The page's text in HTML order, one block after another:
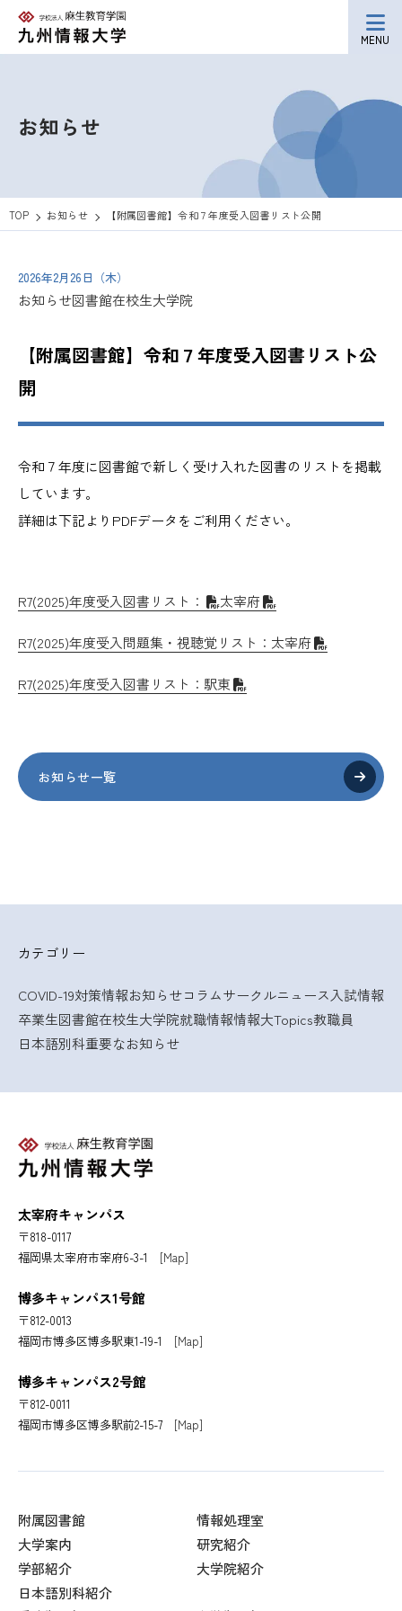
MENU
お知らせ
TOP お知らせ 【附属図書館】令和７年度受入図書リスト公開
2026年2月26日（木）
お知らせ図書館在校生大学院
【附属図書館】令和７年度受入図書リスト公
開
令和７年度に図書館で新しく受け入れた図書のリストを掲載
しています。
詳細は下記よりPDFデータをご利用ください。
R7(2025)年度受入図書リスト： 太宰府
R7(2025)年度受入問題集・視聴覚リスト：太宰府
R7(2025)年度受入図書リスト：駅東
お知らせ一覧
カテゴリー
COVID-19対策情報お知らせコラムサークルニュース入試情報
卒業生図書館在校生大学院就職情報情報大Topics教職員
日本語別科重要なお知らせ
太宰府キャンパス
〒818-0117
福岡県太宰府市宰府6-3-1 [Map]
博多キャンパス1号館
〒812-0013
福岡市博多区博多駅東1-19-1 [Map]
博多キャンパス2号館
〒812-0011
福岡市博多区博多駅前2-15-7 [Map]
附属図書館
情報処理室
大学案内
研究紹介
学部紹介
大学院紹介
日本語別科紹介